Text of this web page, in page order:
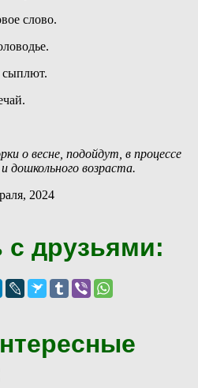
слово.
сыплют.
о весне, подойдут, в процессе
дошкольного возраста.
2024
с друзьями: